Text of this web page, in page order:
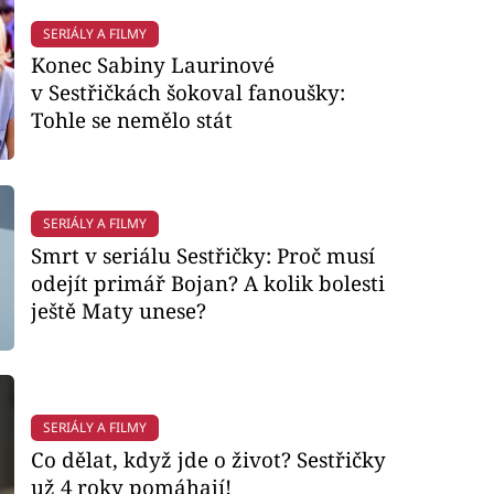
SERIÁLY A FILMY
Konec Sabiny Laurinové
v Sestřičkách šokoval fanoušky:
Tohle se nemělo stát
SERIÁLY A FILMY
Smrt v seriálu Sestřičky: Proč musí
odejít primář Bojan? A kolik bolesti
ještě Maty unese?
SERIÁLY A FILMY
Co dělat, když jde o život? Sestřičky
už 4 roky pomáhají!